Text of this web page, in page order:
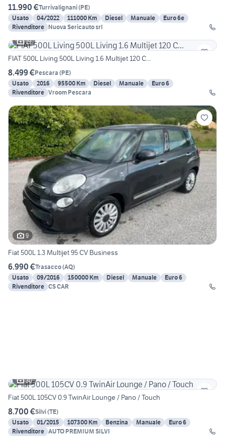
11.990 €Turrivalignani(PE)
Usato
04/2022 111000 Km Diesel Manuale
Euro 6e
Rivenditore Nuova Sericauto srl
19
FIAT 500L Living 500L Living 1.6 Multijet 120 C...
8.499 €Pescara (PE)
Usato
2016 95500 Km Diesel Manuale
Euro 6
Rivenditore Vroom Pescara
9
Fiat 500L 1.3 Multijet 95 CV Business
6.990 €Trasacco(AQ)
Usato
09/2016 150000 Km Diesel Manuale
Euro 6
Rivenditore CS CAR
30
Fiat 500L 105CV 0.9 TwinAir Lounge / Pano / Touch
8.700 €Silvi(TE)
Usato
01/2015 107300 Km Benzina Manuale
Euro 6
Rivenditore AUTO PREMIUM SILVI